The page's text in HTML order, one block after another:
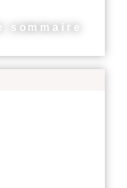
sommaire